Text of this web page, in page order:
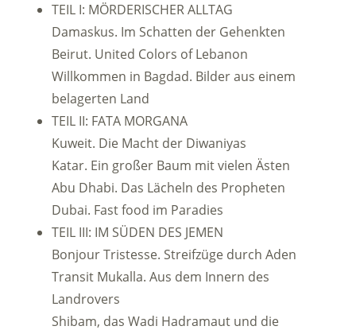
TEIL I: MÖRDERISCHER ALLTAG
Damaskus. Im Schatten der Gehenkten
Beirut. United Colors of Lebanon
Willkommen in Bagdad. Bilder aus einem
belagerten Land
TEIL II: FATA MORGANA
Kuweit. Die Macht der Diwaniyas
Katar. Ein großer Baum mit vielen Ästen
Abu Dhabi. Das Lächeln des Propheten
Dubai. Fast food im Paradies
TEIL III: IM SÜDEN DES JEMEN
Bonjour Tristesse. Streifzüge durch Aden
Transit Mukalla. Aus dem Innern des
Landrovers
Shibam, das Wadi Hadramaut und die